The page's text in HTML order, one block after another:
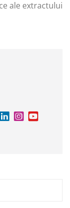
ale extractului